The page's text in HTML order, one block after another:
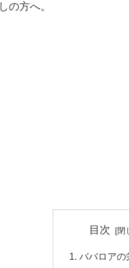
の方へ。
目次
ババロアの